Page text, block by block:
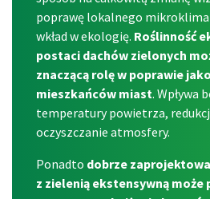
poprawę lokalnego
wkład w ekologię. Roślinność
postaci dachów zielonych
znaczącą rolę w poprawie
mieszkańców miast. Wpływa
temperatury powietrza,
oczyszczanie atmosfery.
Ponadto dobrze
z zielenią ekstensywną może